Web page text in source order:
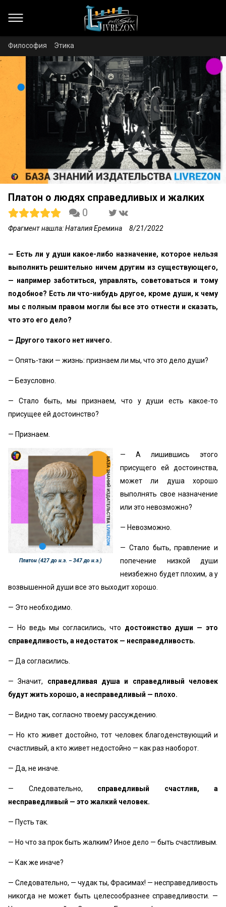
Философия Этика
Платон о людях справедливых и жалких
0
Фрагмент нашла: Наталия Еремина 8/21/2022
— Есть ли у души какое-либо назначение, которое нельзя
выполнить решительно ничем другим из существующего,
— например заботиться, управлять, советоваться и тому
подобное? Есть ли что-нибудь другое, кроме души, к чему
мы с полным правом могли бы все это отнести и сказать,
что это его дело?
— Другого такого нет ничего.
— Опять-таки — жизнь: признаем ли мы, что это дело души?
— Безусловно.
— Стало быть, мы признаем, что у души есть какое-то
присущее ей достоинство?
— Признаем.
Платон (427 до н.э. – 347 до н.э.)
— А лишившись этого
присущего ей достоинства,
может ли душа хорошо
выполнять свое назначение
или это невозможно?
— Невозможно.
— Стало быть, правление и
попечение низкой души
неизбежно будет плохим, а у
возвышенной души все это выходит хорошо.
— Это необходимо.
— Но ведь мы согласились, что достоинство души — это
справедливость, а недостаток — несправедливость.
— Да согласились.
— Значит, справедливая душа и справедливый человек
будут жить хорошо, а несправедливый — плохо.
— Видно так, согласно твоему рассуждению.
— Но кто живет достойно, тот человек благоденствующий и
счастливый, а кто живет недостойно — как раз наоборот.
— Да, не иначе.
— Следовательно, справедливый счастлив, а
несправедливый — это жалкий человек.
— Пусть так.
— Но что за прок быть жалким? Иное дело — быть счастливым.
— Как же иначе?
— Следовательно, — чудак ты, Фрасимах! — несправедливость
никогда не может быть целесообразнее справедливости. —